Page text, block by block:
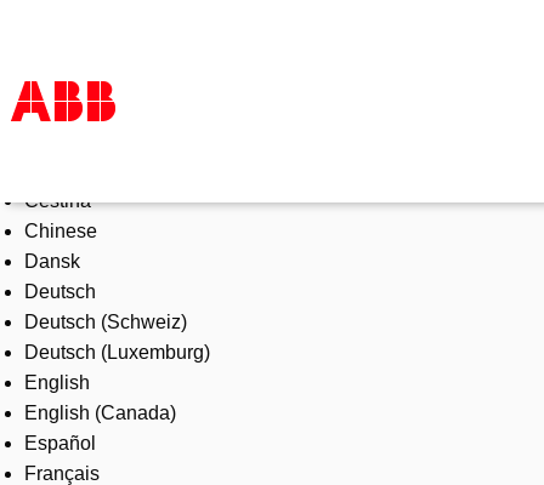
Products & Solutions
Industries
Services
About us
Where to buy
Contact us
Careers
Čeština
Chinese
Dansk
Deutsch
Deutsch (Schweiz)
Deutsch (Luxemburg)
English
English (Canada)
Español
Français